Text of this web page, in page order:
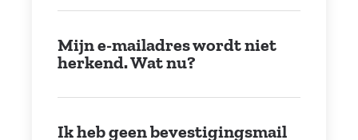
Mijn e-mailadres wordt niet
herkend. Wat nu?
Ik heb geen bevestigingsmail